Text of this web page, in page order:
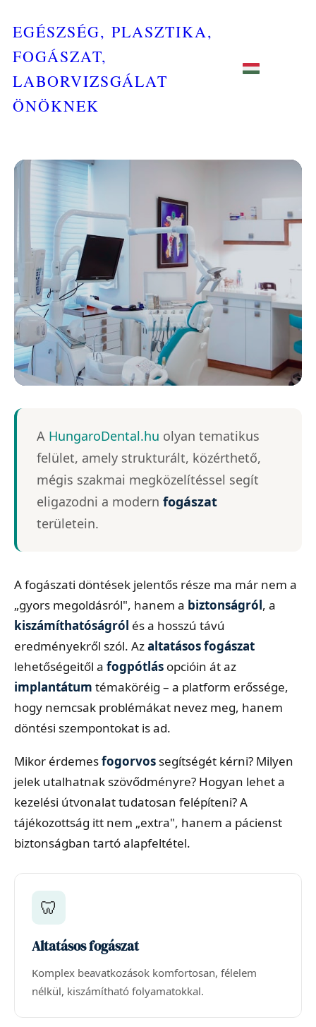
EGÉSZSÉG, PLASZTIKA,
FOGÁSZAT,
LABORVIZSGÁLAT
ÖNÖKNEK
HungaroDental.hu
Páciensközpontú megoldások • Altatásos
fogászat • Implantátum
A HungaroDental.hu olyan tematikus
felület, amely strukturált, közérthető,
mégis szakmai megközelítéssel segít
eligazodni a modern fogászat
területein.
A fogászati döntések jelentős része ma már nem a
„gyors megoldásról", hanem a biztonságról, a
kiszámíthatóságról és a hosszú távú
eredményekről szól. Azaltatásos fogászat
lehetőségeitől a fogpótlás opcióin át az
implantátum témaköréig – a platform erőssége,
hogy nemcsak problémákat nevez meg, hanem
döntési szempontokat is ad.
Mikor érdemesfogorvos segítségét kérni? Milyen
jelek utalhatnak szövődményre? Hogyan lehet a
kezelési útvonalat tudatosan felépíteni? A
tájékozottság itt nem „extra", hanem a pácienst
biztonságban tartó alapfeltétel.
🦷
Altatásos fogászat
Komplex beavatkozások komfortosan, félelem
nélkül, kiszámítható folyamatokkal.